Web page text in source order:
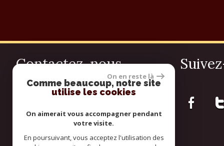
Contactez-nous
Téléphone :04 78 36 16 62
contact@rapin-immo.com
Adresse :
57 Rue de Trion 69005 LYON
69005 Lyon
On en reste là
Comme beaucoup, notre site
utilise les cookies
On aimerait vous accompagner pendant
votre visite.
En poursuivant, vous acceptez l'utilisation des